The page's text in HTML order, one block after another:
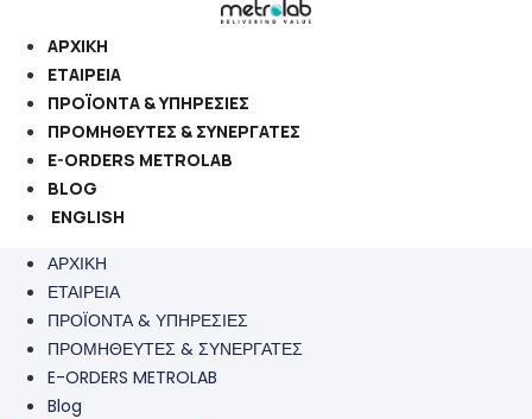
στο
περιεχόμενο
ΑΡΧΙΚΗ
ΕΤΑΙΡΕΙΑ
ΠΡΟΪΟΝΤΑ & ΥΠΗΡΕΣΙΕΣ
ΠΡΟΜΗΘΕΥΤΕΣ & ΣΥΝΕΡΓΑΤΕΣ
E-ORDERS METROLAB
BLOG
ENGLISH
ΑΡΧΙΚΗ
ΕΤΑΙΡΕΙΑ
ΠΡΟΪΟΝΤΑ & ΥΠΗΡΕΣΙΕΣ
ΠΡΟΜΗΘΕΥΤΕΣ & ΣΥΝΕΡΓΑΤΕΣ
E-ORDERS METROLAB
Blog